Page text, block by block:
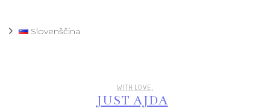
Slovenščina
WITH LOVE,
JUST AJDA